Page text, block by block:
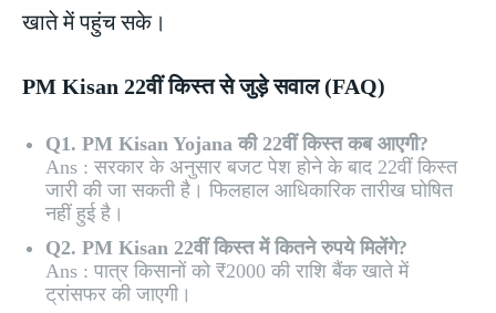
खाते में पहुंच सके।
PM Kisan 22वीं किस्त से जुड़े सवाल (FAQ)
Q1. PM Kisan Yojana की 22वीं किस्त कब आएगी?
Ans : सरकार के अनुसार बजट पेश होने के बाद 22वीं किस्त
जारी की जा सकती है। फिलहाल आधिकारिक तारीख घोषित
नहीं हुई है।
Q2. PM Kisan 22वीं किस्त में कितने रुपये मिलेंगे?
Ans : पात्र किसानों को ₹2000 की राशि बैंक खाते में
ट्रांसफर की जाएगी।